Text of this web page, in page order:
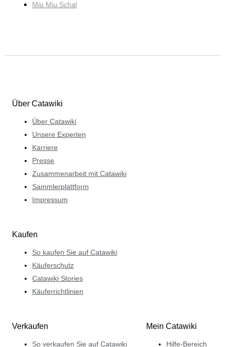
Miu Miu Schal
Über Catawiki
Über Catawiki
Unsere Experten
Karriere
Presse
Zusammenarbeit mit Catawiki
Sammlerplattform
Impressum
Kaufen
So kaufen Sie auf Catawiki
Käuferschutz
Catawiki Stories
Käuferrichtlinien
Verkaufen
So verkaufen Sie auf Catawiki
Mein Catawiki
Hilfe-Bereich